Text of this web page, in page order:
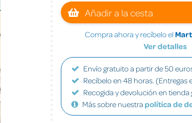
Añadir a la cesta
Compra ahora y recíbelo el
Ver detalles
Envío gratuito a partir de 50
Recíbelo en 48 horas. (Entregas
Recogida y devolución en tienda
Más sobre nuestra política de